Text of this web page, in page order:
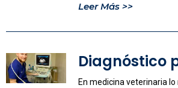
Leer Más >>
Diagnóstico
En medicina veterinaria